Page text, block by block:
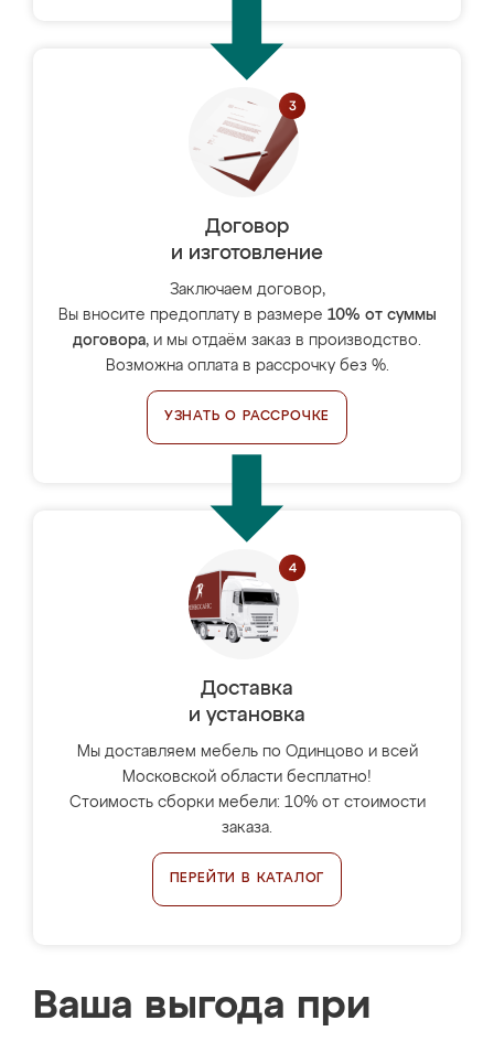
Договор
и изготовление
Заключаем договор,
Вы вносите предоплату в размере 10% от суммы
договора, и мы отдаём заказ в производство.
Возможна оплата в рассрочку без %.
УЗНАТЬ О РАССРОЧКЕ
Доставка
и установка
Мы доставляем мебель по Одинцово и всей
Московской области бесплатно!
Стоимость сборки мебели: 10% от стоимости
заказа.
ПЕРЕЙТИ В КАТАЛОГ
Ваша выгода при